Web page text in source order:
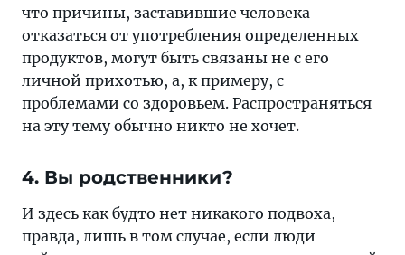
что причины, заставившие человека
отказаться от употребления определенных
продуктов, могут быть связаны не с его
личной прихотью, а, к примеру, с
проблемами со здоровьем. Распространяться
на эту тему обычно никто не хочет.
4. Вы родственники?
И здесь как будто нет никакого подвоха,
правда, лишь в том случае, если люди